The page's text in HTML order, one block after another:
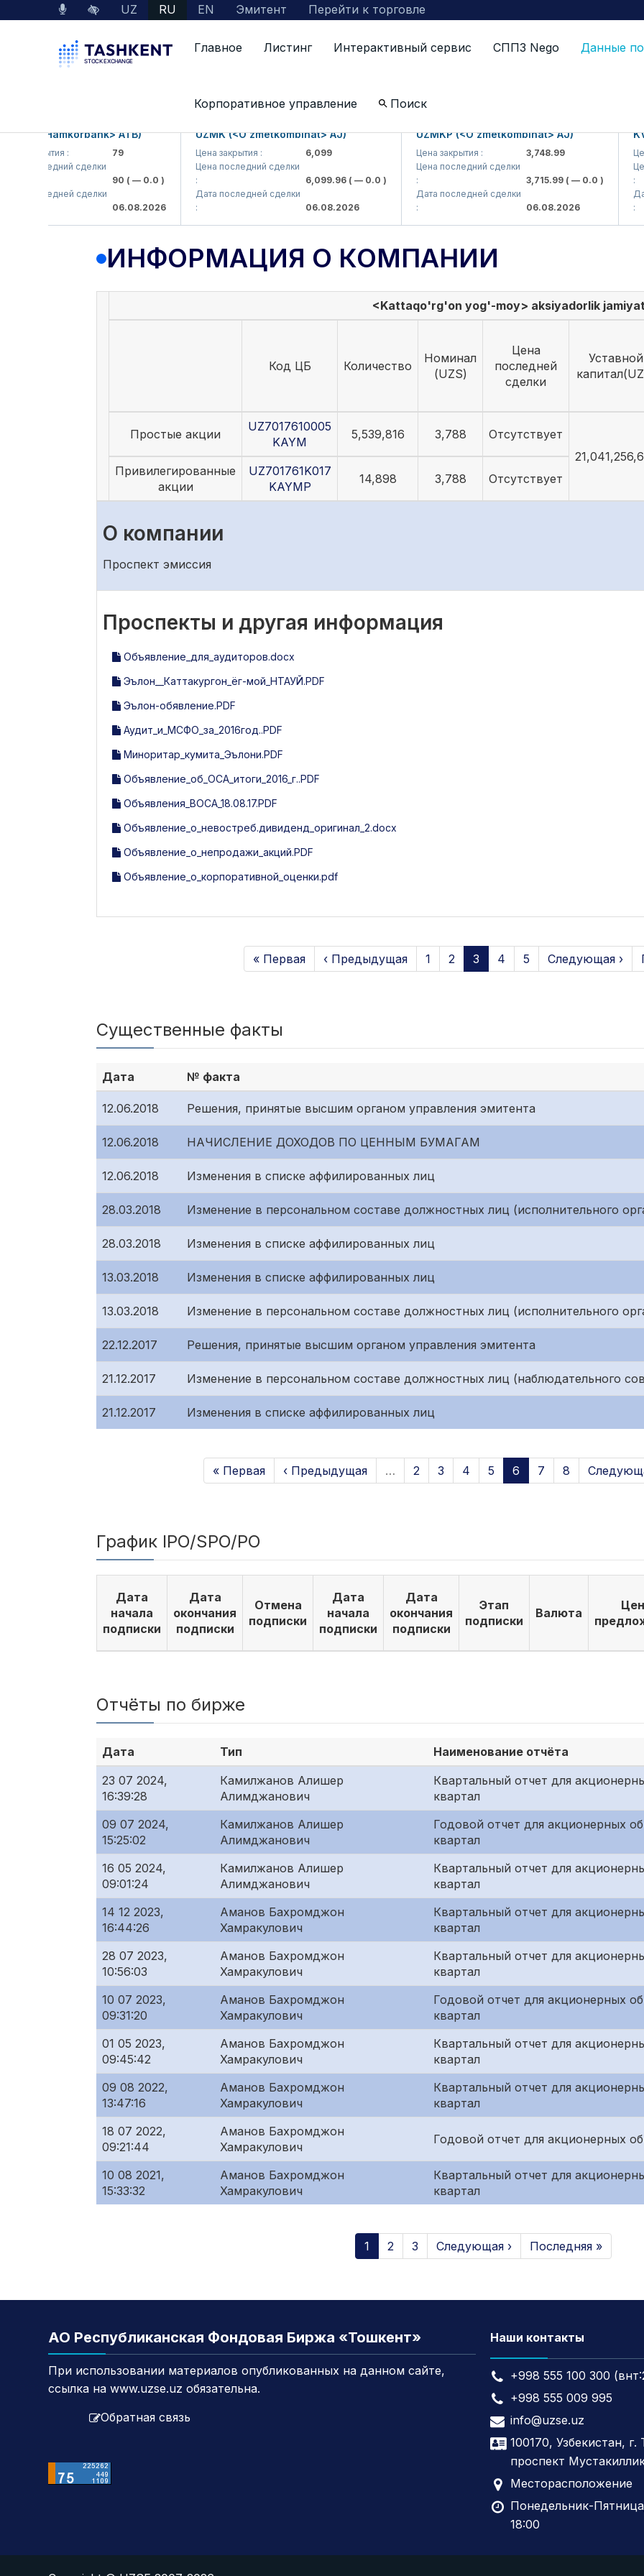
UZ RU EN Эмитент Перейти к торговле
Главное Листинг Интерактивный сервис СППЗ Nego Данные
Корпоративное управление Поиск
Информация о компании
(<Hamkorbank> ATB)
закрытия :
последний сделки
( — 0.0 )
последней сделки
06.08.2026
UZMK (<O'zmetkombinat> AJ)
Цена закрытия :
6,099
Цена последний сделки
6,099.96( — 0.0 )
Дата последней сделки
06.08.2026
UZMKP (<O'zmetkombinat> AJ)
Цена закрытия :
3,748.99
Цена последний сделки
3,715.99( — 0.0 )
Дата последней сделки
06.08.2026
Цена
Цена
Дата
ИНФОРМАЦИЯ О КОМПАНИИ
<Kattaqo'rg'on yog'-moy> aksiyadorlik
Код ЦБ Количество
Номинал
(UZS)
Цена
последней
сделки
Уставной
Простые акции
UZ7017610005
KAYM
5,539,816 3,788
Отсутствует
Привилегированные
акции
UZ701761K017
KAYMP
14,898 3,788 Отсутствует
О компании
Проспект эмиссия
Проспекты и другая информация
Объявление_для_аудиторов.docx
Эълон__Каттакургон_ёг-мой_НТАУЙ.PDF
Эълон-обявление.PDF
Аудит_и_МСФО_за_2016год..PDF
Миноритар_кумита_Эълони.PDF
Объявление_об_ОСА_итоги_2016_г..PDF
Объявления_ВОСА_18.08.17.PDF
Объявление_о_невостреб.дивиденд_оригинал_2.docx
Объявление_о_непродажи_акций.PDF
Объявление_о_корпоративной_оценки.pdf
« Первая ‹ Предыдущая 1 2 3 4 5 Следующая ›
Существенные факты
Дата № факта
12.06.2018 Решения, принятые высшим органом управления эмитента
12.06.2018 НАЧИСЛЕНИЕ ДОХОДОВ ПО ЦЕННЫМ БУМАГАМ
12.06.2018 Изменения в списке аффилированных лиц
28.03.2018 Изменение в персональном составе должностных лиц (исполнительного
28.03.2018 Изменения в списке аффилированных лиц
13.03.2018 Изменения в списке аффилированных лиц
13.03.2018 Изменение в персональном составе должностных лиц (исполнительного
22.12.2017 Решения, принятые высшим органом управления эмитента
21.12.2017 Изменение в персональном составе должностных лиц (наблюдательного
21.12.2017 Изменения в списке аффилированных лиц
« Первая ‹ Предыдущая … 2 3 4 5 6 7 8
График IPO/SPO/PO
Дата
начала
подписки
Дата
окончания
подписки
Отмена
подписки
Дата
начала
подписки
Дата
окончания
подписки
Этап
подписки
Валюта
Отчёты по бирже
Дата Тип
Наименование отчёта
23 07 2024,
16:39:28
Камилжанов Алишер
Алимджанович
Квартальный отчет для
квартал
09 07 2024,
15:25:02
Камилжанов Алишер
Алимджанович
Годовой отчет для акционерных
квартал
16 05 2024,
09:01:24
Камилжанов Алишер
Алимджанович
Квартальный отчет для
квартал
14 12 2023,
16:44:26
Аманов Бахромджон
Хамракулович
Квартальный отчет для
квартал
28 07 2023,
10:56:03
Аманов Бахромджон
Хамракулович
Квартальный отчет для
квартал
10 07 2023,
09:31:20
Аманов Бахромджон
Хамракулович
Годовой отчет для акционерных
квартал
01 05 2023,
09:45:42
Аманов Бахромджон
Хамракулович
Квартальный отчет для
квартал
09 08 2022,
13:47:16
Аманов Бахромджон
Хамракулович
Квартальный отчет для
квартал
18 07 2022,
09:21:44
Аманов Бахромджон
Хамракулович
Годовой отчет для акционерных
10 08 2021,
15:33:32
Аманов Бахромджон
Хамракулович
Квартальный отчет для
квартал
1 2 3 Следующая › Последняя »
АО Республиканская Фондовая Биржа «Тошкент»
При использовании материалов опубликованных на данном сайте,
ссылка на www.uzse.uz обязательна.
Обратная связь
Наши контакты
+998 555 100 300
+998 555 009 995
info@uzse.uz
100170, Узбекистан, г.
проспект
Месторасположение
Понедельник-
18:00